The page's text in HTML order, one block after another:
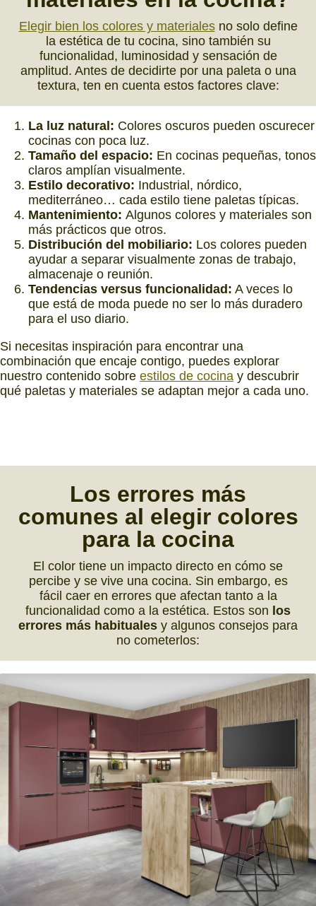
Elegir bien los colores y materialesno solo define
la estética de tu cocina, sino también su
funcionalidad, luminosidad y sensación de
amplitud. Antes de decidirte por una paleta o una
textura, ten en cuenta estos factores clave:
La luz natural: Colores oscuros pueden oscurecer
cocinas con poca luz.
Tamaño del espacio: En cocinas pequeñas, tonos
claros amplían visualmente.
Estilo decorativo: Industrial, nórdico,
mediterráneo… cada estilo tiene paletas típicas.
Mantenimiento: Algunos colores y materiales son
más prácticos que otros.
Distribución del mobiliario: Los colores pueden
ayudar a separar visualmente zonas de trabajo,
almacenaje o reunión.
Tendencias versus funcionalidad: A veces lo
que está de moda puede no ser lo más duradero
para el uso diario.
Si necesitas inspiración para encontrar una
combinación que encaje contigo, puedes explorar
nuestro contenido sobre estilos de cocina y descubrir
qué paletas y materiales se adaptan mejor a cada uno.
Los errores más
comunes al elegir colores
para la cocina
El color tiene un impacto directo en cómo se
percibe y se vive una cocina. Sin embargo, es
fácil caer en errores que afectan tanto a la
funcionalidad como a la estética. Estos son los
errores más habituales y algunos consejos para
no cometerlos: